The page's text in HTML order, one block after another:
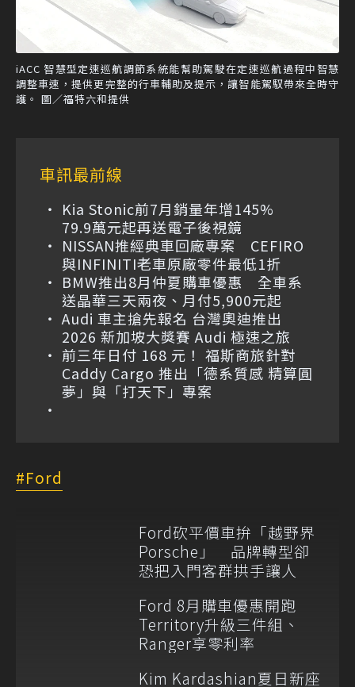
iACC 智慧型定速巡航調節系統能幫助駕駛在定速巡航過程中智慧
調整車速，提供更完整的行車輔助及提示，讓智能駕馭帶來全時守
護。 圖／福特六和提供
車訊最前線
Kia Stonic前7月銷量年增145%
79.9萬元起再送電子後視鏡
NISSAN推經典車回廠專案 CEFIRO
與INFINITI老車原廠零件最低1折
BMW推出8月仲夏購車優惠 全車系
送晶華三天兩夜、月付5,900元起
Audi 車主搶先報名 台灣奧迪推出
2026 新加坡大獎賽 Audi 極速之旅
前三年日付 168 元！ 福斯商旅針對
Caddy Cargo 推出「德系質感 精算圓
夢」與「打天下」專案
Ford
Ford砍平價車拚「越野界
Porsche」 品牌轉型卻
恐把入門客群拱手讓人
Ford 8月購車優惠開跑
Territory升級三件組、
Ranger享零利率
Kim Kardashian夏日新座